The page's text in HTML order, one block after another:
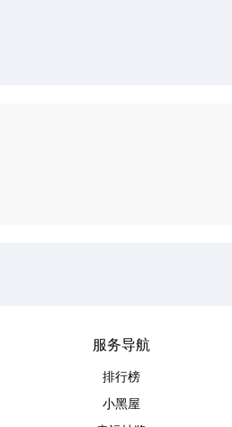
服务导航
排行榜
小黑屋